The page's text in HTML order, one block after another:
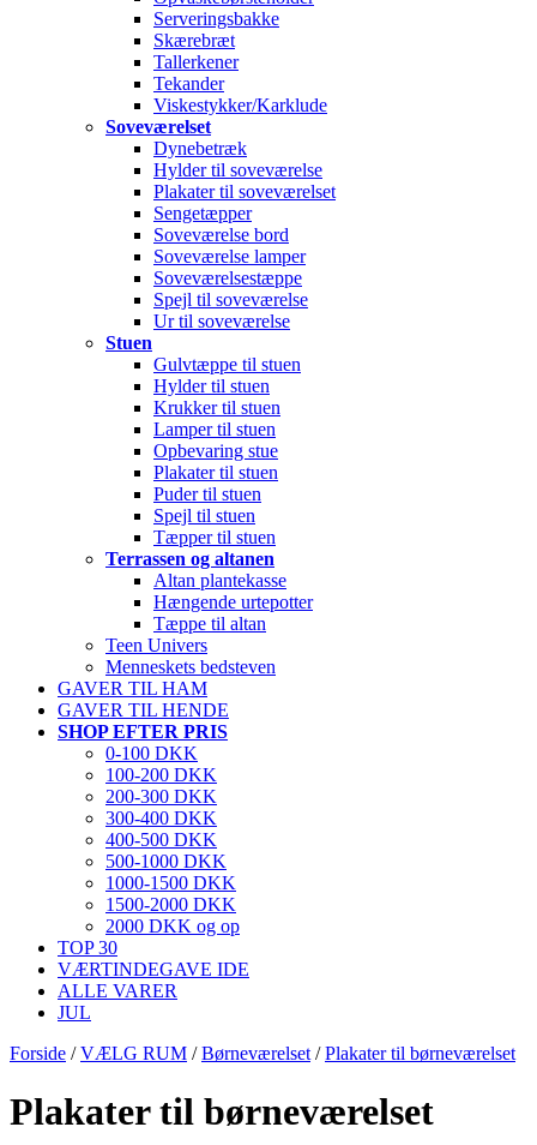
Serveringsbakke
Skærebræt
Tallerkener
Tekander
Viskestykker/Karklude
Soveværelset
Dynebetræk
Hylder til soveværelse
Plakater til soveværelset
Sengetæpper
Soveværelse bord
Soveværelse lamper
Soveværelsestæppe
Spejl til soveværelse
Ur til soveværelse
Stuen
Gulvtæppe til stuen
Hylder til stuen
Krukker til stuen
Lamper til stuen
Opbevaring stue
Plakater til stuen
Puder til stuen
Spejl til stuen
Tæpper til stuen
Terrassen og altanen
Altan plantekasse
Hængende urtepotter
Tæppe til altan
Teen Univers
Menneskets bedsteven
GAVER TIL HAM
GAVER TIL HENDE
SHOP EFTER PRIS
0-100 DKK
100-200 DKK
200-300 DKK
300-400 DKK
400-500 DKK
500-1000 DKK
1000-1500 DKK
1500-2000 DKK
2000 DKK og op
TOP 30
VÆRTINDEGAVE IDE
ALLE VARER
JUL
Forside /VÆLG RUM /Børneværelset /Plakater til børneværelset
Plakater til børneværelset